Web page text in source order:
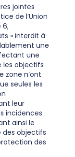
jointes
de l’Union
6,
» interdit à
une
une
les objectifs
zone n’ont
seules les
leur
incidences
ainsi le
des objectifs
des